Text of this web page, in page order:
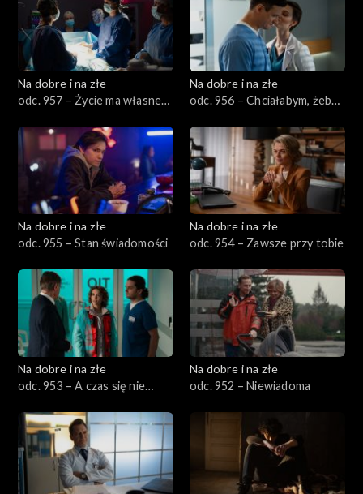
Na dobre i na złe
odc. 957 – Życie ma własne
Na dobre i na złe
odc. 956 – Chciałabym, żebyś
Na dobre i na złe
odc. 955 – Stan świadomości
Na dobre i na złe
odc. 954 – Zawsze przy tobie
Na dobre i na złe
odc. 953 – A czas się nie
Na dobre i na złe
odc. 952 – Niewiadoma